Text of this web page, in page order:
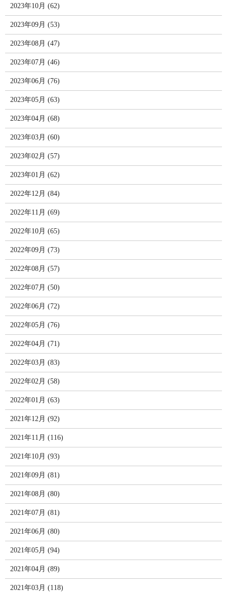
2023年10月 (62)
2023年09月 (53)
2023年08月 (47)
2023年07月 (46)
2023年06月 (76)
2023年05月 (63)
2023年04月 (68)
2023年03月 (60)
2023年02月 (57)
2023年01月 (62)
2022年12月 (84)
2022年11月 (69)
2022年10月 (65)
2022年09月 (73)
2022年08月 (57)
2022年07月 (50)
2022年06月 (72)
2022年05月 (76)
2022年04月 (71)
2022年03月 (83)
2022年02月 (58)
2022年01月 (63)
2021年12月 (92)
2021年11月 (116)
2021年10月 (93)
2021年09月 (81)
2021年08月 (80)
2021年07月 (81)
2021年06月 (80)
2021年05月 (94)
2021年04月 (89)
2021年03月 (118)